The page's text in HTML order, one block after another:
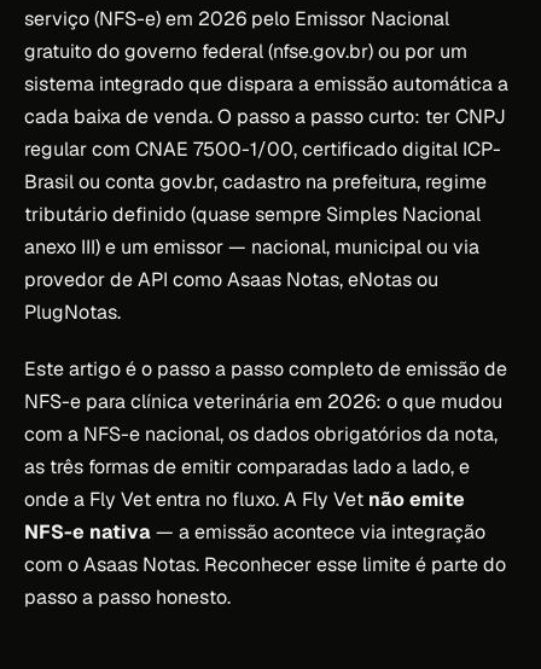
serviço (NFS-e) em 2026 pelo Emissor Nacional
gratuito do governo federal (nfse.gov.br) ou por um
sistema integrado que dispara a emissão automática a
cada baixa de venda. O passo a passo curto: ter CNPJ
regular com CNAE 7500-1/00, certificado digital ICP-
Brasil ou conta gov.br, cadastro na prefeitura, regime
tributário definido (quase sempre Simples Nacional
anexo III) e um emissor — nacional, municipal ou via
provedor de API como Asaas Notas, eNotas ou
PlugNotas.
Este artigo é o passo a passo completo de emissão de
NFS-e para clínica veterinária em 2026: o que mudou
com a NFS-e nacional, os dados obrigatórios da nota,
as três formas de emitir comparadas lado a lado, e
onde a Fly Vet entra no fluxo. A Fly Vet não emite
NFS-e nativa— a emissão acontece via integração
com o Asaas Notas. Reconhecer esse limite é parte do
passo a passo honesto.